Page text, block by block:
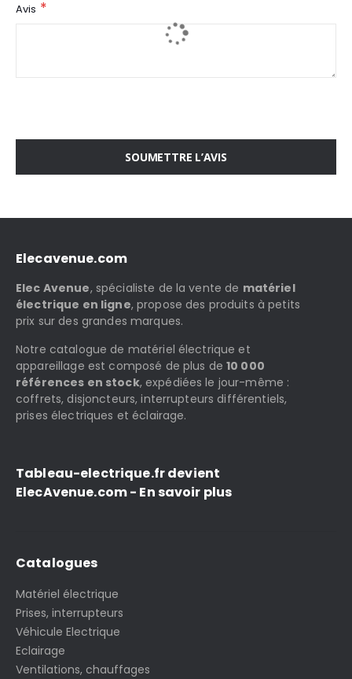
Avis
SOUMETTRE L’AVIS
Elecavenue.com
Elec Avenue, spécialiste de la vente de matériel
électrique en ligne, propose des produits à petits
prix sur des grandes marques.
Notre catalogue de matériel électrique et
appareillage est composé de plus de10 000
références en stock, expédiées le jour-même :
coffrets, disjoncteurs, interrupteurs différentiels,
prises électriques et éclairage.
Tableau-electrique.fr devient
ElecAvenue.com - En savoir plus
Catalogues
Matériel électrique
Prises, interrupteurs
Véhicule Electrique
Eclairage
Ventilations, chauffages